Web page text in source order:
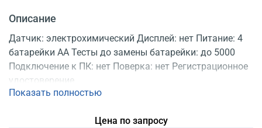
Описание
Датчик: электрохимический Дисплей: нет Питание: 4
батарейки АА Тесты до замены батарейки: до 5000
Подключение к ПК: нет Поверка: нет Регистрационное
удостоверение
Показать полностью
Цена по запросу